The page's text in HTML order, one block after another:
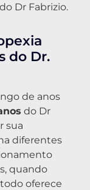
Dr Fabrizio.
do Dr.
de anos
do Dr
sua
diferentes
quando
oferece